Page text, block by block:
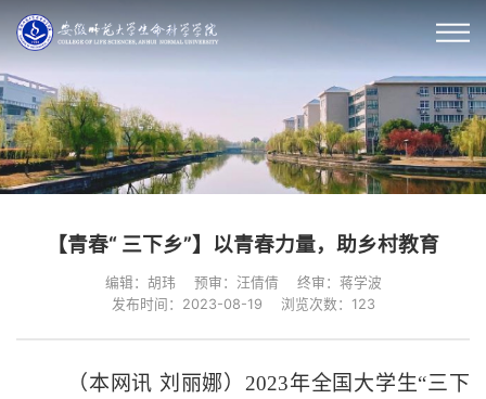
【青春“ 三下乡”】以青春力量，助乡村教育
编辑：胡玮 预审：汪倩倩
终审：蒋学波
发布时间：2023-08-19
浏览次数： 123
（本网讯 刘丽娜）2023年全国大学生“三下